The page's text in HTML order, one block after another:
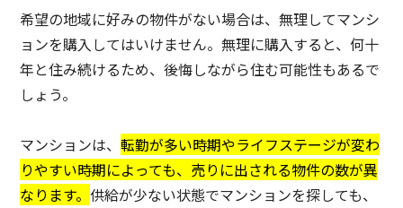
希望の地域に好みの物件がない場合は、無理してマンシ
ョンを購入してはいけません。無理に購入すると、何十
年と住み続けるため、後悔しながら住む可能性もあるで
しょう。
マンションは、転勤が多い時期やライフステージが変わ
りやすい時期によっても、売りに出される物件の数が異
なります。供給が少ない状態でマンションを探しても、